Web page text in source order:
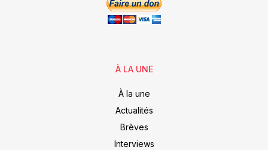
À LA UNE
À la une
Actualités
Brèves
Interviews